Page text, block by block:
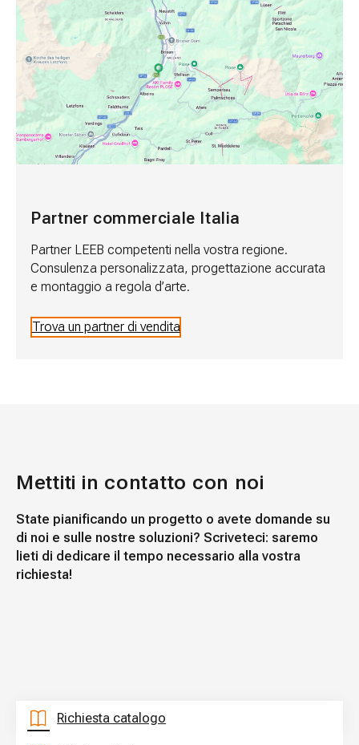
Partner commerciale Italia
Partner LEEB competenti nella vostra regione.
Consulenza personalizzata, progettazione accurata
e montaggio a regola d’arte.
Trova un partner di vendita
Mettiti in contatto con noi
State pianificando un progetto o avete domande su
di noi e sulle nostre soluzioni? Scriveteci: saremo
lieti di dedicare il tempo necessario alla vostra
richiesta!
Richiesta catalogo